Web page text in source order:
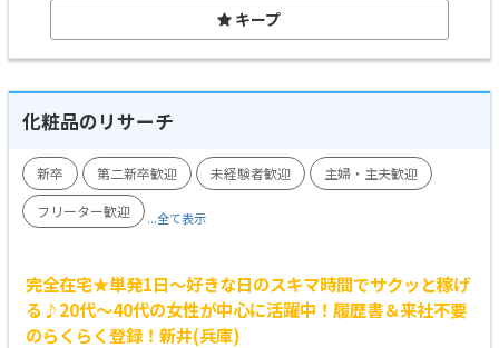
キープ
化粧品のリサーチ
新卒 第二新卒歓迎 未経験者歓迎
主婦・主夫歓迎
フリーター歓迎
...全て表示
完全在宅★単発1日～好きな日のスキマ時間でサクッと稼げ
る♪20代～40代の女性が中心に活躍中！履歴書＆来社不要
のらくらく登録！新井(兵庫)